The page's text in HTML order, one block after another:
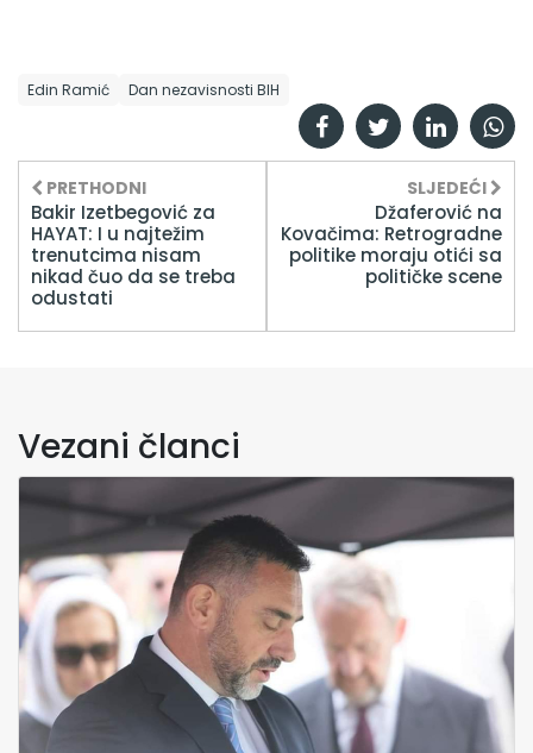
Edin Ramić Dan nezavisnosti BIH
PRETHODNI
Bakir Izetbegović za
HAYAT: I u najtežim
trenutcima nisam
nikad čuo da se treba
odustati
SLJEDEĆI
Džaferović na
Kovačima: Retrogradne
politike moraju otići sa
političke scene
Vezani članci